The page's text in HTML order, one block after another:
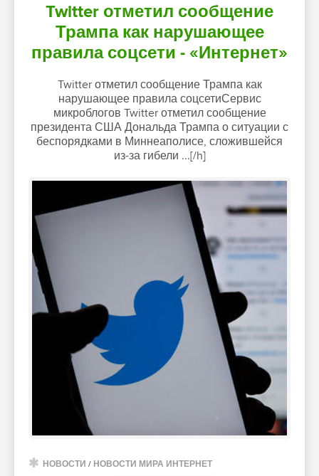
Twitter отметил сообщение
Трампа как нарушающее
правила соцсети - «Интернет»
Twitter отметил сообщение Трампа как
нарушающее правила соцсетиСервис
микроблогов Twitter отметил сообщение
президента США Дональда Трампа о ситуации с
беспорядками в Миннеаполисе, сложившейся
из-за гибели ...[/h]
НОВОСТИ / НОВОСТИ МИРА ИНТЕРНЕТ